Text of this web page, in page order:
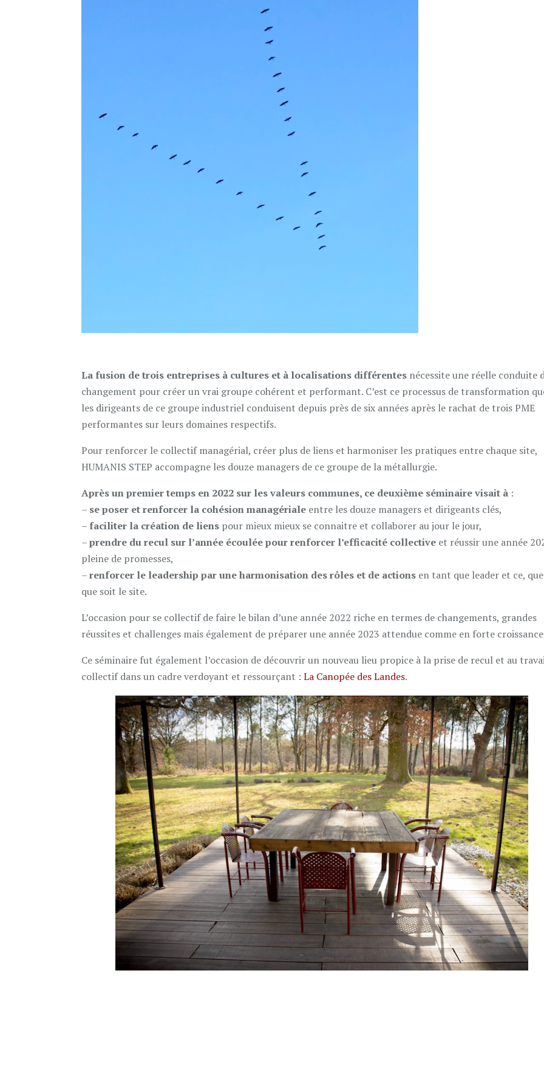
La fusion de trois entreprises à cultures et à localisations différentes nécessite une réelle conduite
changement pour créer un vrai groupe cohérent et performant. C’est ce processus de transformation
les dirigeants de ce groupe industriel conduisent depuis près de six années après le rachat de trois PME
performantes sur leurs domaines respectifs.
Pour renforcer le collectif managérial, créer plus de liens et harmoniser les pratiques entre chaque site,
HUMANIS STEP accompagne les douze managers de ce groupe de la métallurgie.
Après un premier temps en 2022 sur les valeurs communes, ce deuxième séminaire visait à :
– se poser et renforcer la cohésion managériale entre les douze managers et dirigeants clés,
– faciliter la création de liens pour mieux mieux se connaitre et collaborer au jour le jour,
–prendre du recul sur l’année écoulée pour renforcer l’efficacité collective et réussir une année
pleine de promesses,
–renforcer le leadership par une harmonisation des rôles et de actions en tant que leader et ce,
que soit le site.
L’occasion pour se collectif de faire le bilan d’une année 2022 riche en termes de changements, grandes
réussites et challenges mais également de préparer une année 2023 attendue comme en forte
Ce séminaire fut également l’occasion de découvrir un nouveau lieu propice à la prise de recul et au
collectif dans un cadre verdoyant et ressourçant :La Canopée des Landes.